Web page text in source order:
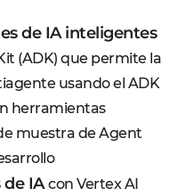
de IA inteligentes
(ADK) que permite la
usando el ADK
herramientas
muestra de Agent
de IAcon Vertex AI